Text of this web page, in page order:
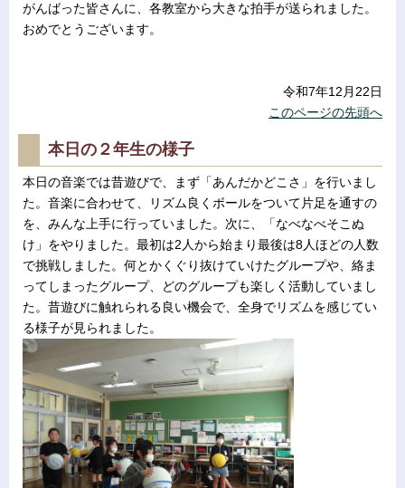
がんばった皆さんに、各教室から大きな拍手が送られました。
おめでとうございます。
令和7年12月22日
このページの先頭へ
本日の２年生の様子
本日の音楽では昔遊びで、まず「あんだかどこさ」を行いまし
た。音楽に合わせて、リズム良くボールをついて片足を通すの
を、みんな上手に行っていました。次に、「なべなべそこぬ
け」をやりました。最初は2人から始まり最後は8人ほどの人数
で挑戦しました。何とかくぐり抜けていけたグループや、絡ま
ってしまったグループ、どのグループも楽しく活動していまし
た。昔遊びに触れられる良い機会で、全身でリズムを感じてい
る様子が見られました。